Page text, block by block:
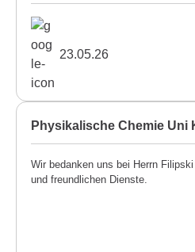
23.05.26
Physikalische Chemie Uni
Wir bedanken uns bei Herrn
und freundlichen Dienste.